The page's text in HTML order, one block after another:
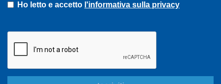
Ho letto e accetto l'informativa sulla privacy